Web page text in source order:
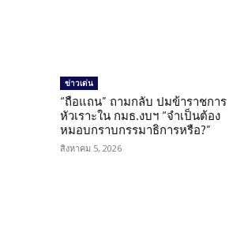
ข่าวเด่น
“ถือแถน” ถามกลับ ปมข้าราชการ
หัวเราะใน กมธ.งบฯ “จำเป็นต้อง
หมอบกราบกรรมาธิการหรือ?”
สิงหาคม 5, 2026